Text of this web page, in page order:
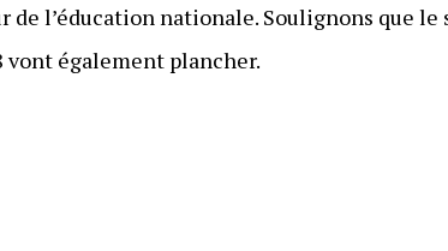
de l’éducation nationale. Soulignons que
vont également plancher.